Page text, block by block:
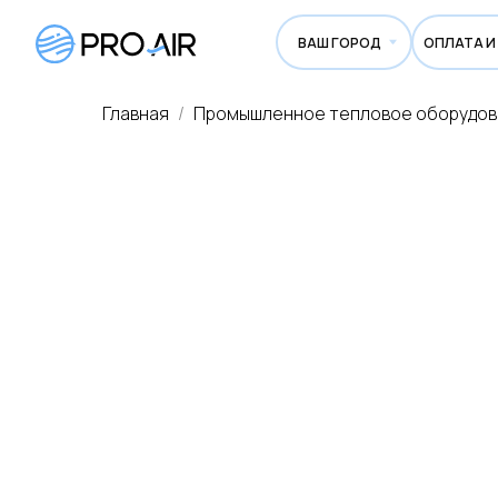
ОПЛАТА И
ВАШ ГОРОД
Главная Промышленное тепловое